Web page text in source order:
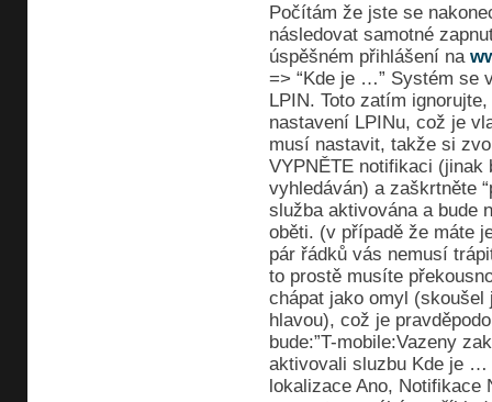
Počítám že jste se
následovat samotné
úspěšném přihlášení na
=> “Kde je …” Systém se
LPIN. Toto zatím
nastavení LPINu, což je
musí nastavit, takže si
VYPNĚTE notifikaci (jinak
vyhledáván) a zaškrtněte
služba aktivována a bude
oběti. (v případě že máte
pár řádků vás nemusí
to prostě musíte
chápat jako omyl
hlavou), což je
bude:”T-mobile:Vazeny
aktivovali sluzbu Kde je …
lokalizace Ano, Notifikace